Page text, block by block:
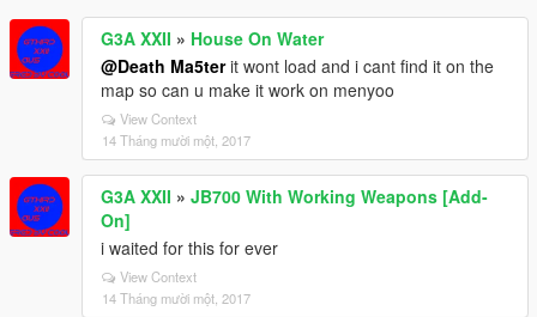
G3A XXII » House On Water
@Death Ma5terit wont load and i cant find it on the
map so can u make it work on menyoo
View Context
14 Tháng mười một, 2017
G3A XXII » JB700 With Working Weapons [Add-
On]
i waited for this for ever
View Context
14 Tháng mười một, 2017